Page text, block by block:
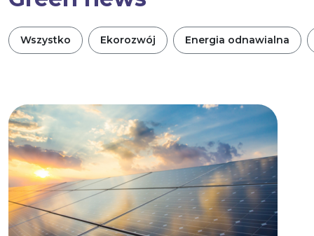
Wszystko Ekorozwój Energia odnawialna